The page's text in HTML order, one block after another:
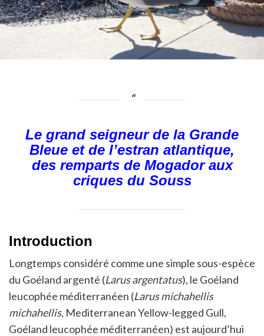
Le grand seigneur de la Grande
Bleue et de l’estran atlantique,
des remparts de Mogador aux
criques du Souss
Introduction
Longtemps considéré comme une simple sous-espèce
du Goéland argenté (Larus argentatus), le Goéland
leucophée méditerranéen (Larus michahellis
michahellis, Mediterranean Yellow-legged Gull,
Goéland leucophée méditerranéen) est aujourd’hui